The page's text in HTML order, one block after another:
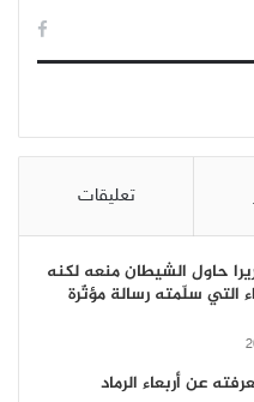
تعليقات
حاول الشيطان منعه لكنه
التي سلّمته رسالة مؤثّرة
عن أربعاء الرماد